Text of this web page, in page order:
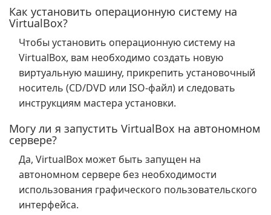
Как установить операционную систему на
VirtualBox?
Чтобы установить операционную систему на
VirtualBox, вам необходимо создать новую
виртуальную машину, прикрепить установочный
носитель (CD/DVD или ISO-файл) и следовать
инструкциям мастера установки.
Могу ли я запустить VirtualBox на автономном
сервере?
Да, VirtualBox может быть запущен на
автономном сервере без необходимости
использования графического пользовательского
интерфейса.